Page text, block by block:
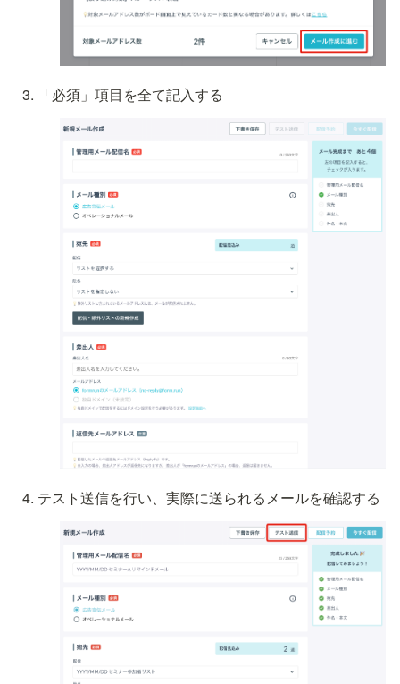
「必須」項目を全て記入する
テスト送信を行い、実際に送られるメールを確認する